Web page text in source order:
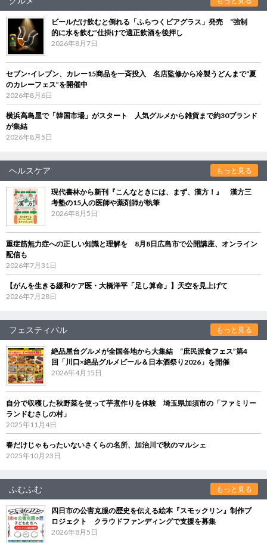
ビールだけ飲むと倒れる「ふらつくビアグラス」発売 “強制
的に水を飲む”仕掛けで適正飲酒を後押し
2026年8月7日
セブン‐イレブン、カレー15商品を一斉投入 名店監修から冷製うどんまで“夏
のカレーフェス”を開催中
2026年8月6日
横浜高島屋で「韓国市場」がスタート 人気グルメから雑貨まで約30ブランド
が集結
2026年8月5日
ヘルスケア もっと見る
現代書林から新刊『こんなときには、まず、漢方！』 漢方三
考塾の15人の医師や薬剤師が執筆
2026年8月5日
重症筋無力症への正しい知識と理解を 8月8日広島市で公開講座、オンライン
配信も
2026年7月31日
【がんを生きる緩和ケア医・大橋洋平「足し算命」】天空を見上げて
2026年7月28日
フェスティバル もっと見る
絶品屋台グルメが全国各地から大集結 “庶民派食フェス”第4
回「川口×絶品グルメビール＆日本酒祭り2026」を開催
2026年4月15日
自分で収穫した秋野菜を使って芋煮作りを体験 埼玉県加須市の「ファミリー
ランドむさしの村」
2025年11月4日
春だけじゃもったいないさくらの名所、加治川で秋のマルシェ
2025年10月23日
ふむふむ もっと見る
四日市の公害克服の歴史を伝える絵本『スモックリン』制作プ
ロジェクト クラウドファンディングで支援を募集
2026年8月5日